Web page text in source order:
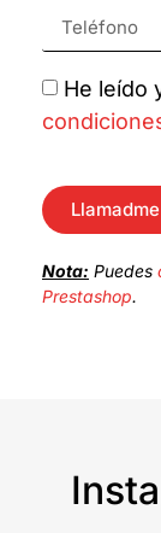
He leído
Nota: Puedes
Prestashop.